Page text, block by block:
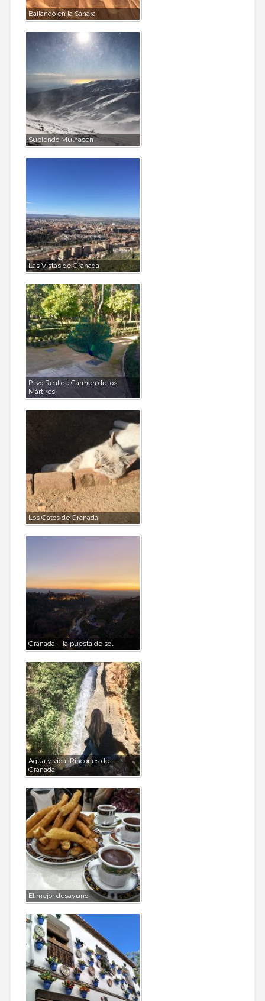
Bailando en la Sahara
Subiendo Mulhacén
Las Vistas de Granada
Pavo Real de Carmen de los
Mártires
Los Gatos de Granada
Granada – la puesta de sol
Agua y vida! Rincones de
Granada
El mejor desayuno